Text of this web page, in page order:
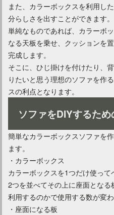
ワインレッドソファで大人っぽ
また、カラーボックスを利用し
分らしさを出すことができます。
単純なものであれば、カラーボ
なる天板を乗せ、クッションを
完成します。
そこに、ひじ掛けを付けたり、
りたいと思う理想のソファを作
スの利点となります。
ソファをDIYするた
簡単なカラーボックスソファを
ます。
・カラーボックス
カラーボックスを1つだけ使って
2つを並べてその上に座面とな
利用するのかで使用する数が変わ
・座面になる板